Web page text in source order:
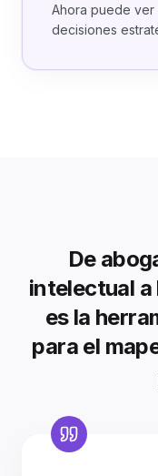
Ahora puede ver
decisiones
De
intelectual a
es la
para el